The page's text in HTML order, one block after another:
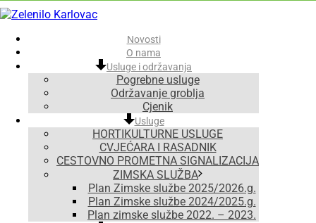
Novosti
O nama
Usluge i održavanja
Pogrebne usluge
Održavanje groblja
Cjenik
Usluge
HORTIKULTURNE USLUGE
CVJEĆARA I RASADNIK
CESTOVNO PROMETNA SIGNALIZACIJA
ZIMSKA SLUŽBA
Plan Zimske službe 2025/2026.g.
Plan Zimske službe 2024/2025.g.
Plan zimske službe 2022. – 2023.